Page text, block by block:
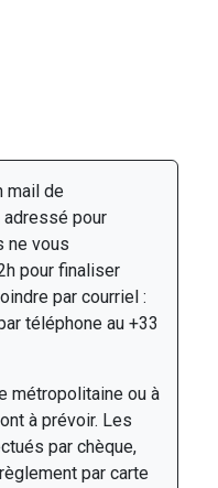
mail de
pour
ne vous
pour finaliser
par courriel :
téléphone au +33
métropolitaine ou à
à prévoir. Les
par chèque,
par carte